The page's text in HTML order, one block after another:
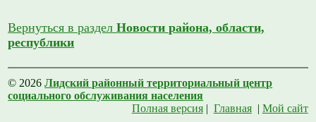
Вернуться в разделНовости района, области,
республики
© 2026Лидский районный территориальный центр
социального обслуживания населения
Полная версия| Главная| Мой сайт